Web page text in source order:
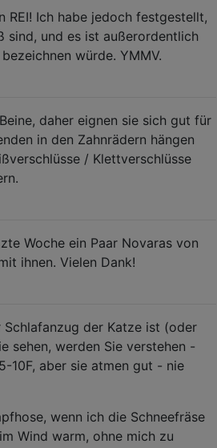
REI! Ich habe jedoch festgestellt,
sind, und es ist außerordentlich
würde. YMMV.
daher eignen sie sich gut für
in den Zahnrädern hängen
/ Klettverschlüsse
Woche ein Paar Novaras von
ihnen. Vielen Dank!
Schlafanzug der Katze ist (oder
sehen, werden Sie verstehen -
10F, aber sie atmen gut - nie
wenn ich die Schneefräse
Wind warm, ohne mich zu